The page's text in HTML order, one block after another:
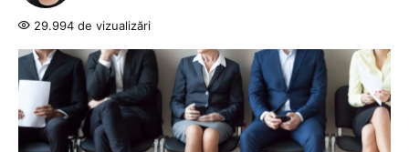
29.994 de vizualizări